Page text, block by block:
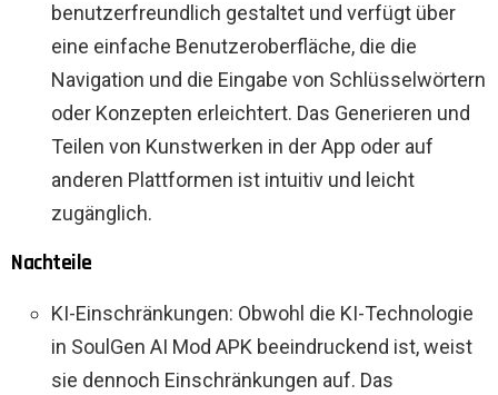
benutzerfreundlich gestaltet und verfügt über
eine einfache Benutzeroberfläche, die die
Navigation und die Eingabe von Schlüsselwörtern
oder Konzepten erleichtert. Das Generieren und
Teilen von Kunstwerken in der App oder auf
anderen Plattformen ist intuitiv und leicht
zugänglich.
Nachteile
KI-Einschränkungen: Obwohl die KI-Technologie
in SoulGen AI Mod APK beeindruckend ist, weist
sie dennoch Einschränkungen auf. Das